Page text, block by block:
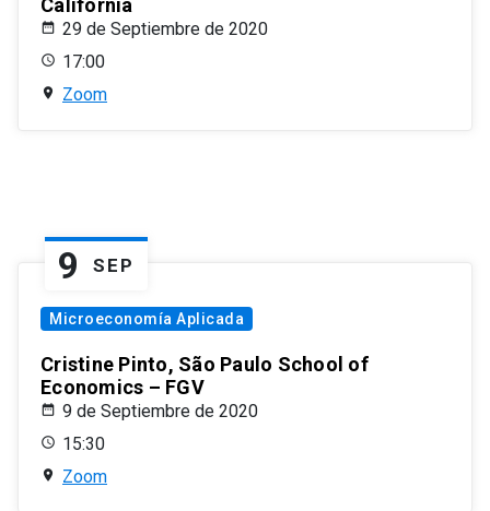
California
29 de Septiembre de 2020
17:00
Zoom
9 SEP
Microeconomía Aplicada
Cristine Pinto, São Paulo School of
Economics – FGV
9 de Septiembre de 2020
15:30
Zoom